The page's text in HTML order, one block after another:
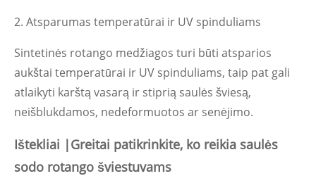
2. Atsparumas temperatūrai ir UV spinduliams
Sintetinės rotango medžiagos turi būti atsparios
aukštai temperatūrai ir UV spinduliams, taip pat gali
atlaikyti karštą vasarą ir stiprią saulės šviesą,
neišblukdamos, nedeformuotos ar senėjimo.
Ištekliai |Greitai patikrinkite, ko reikia saulės
sodo rotango šviestuvams